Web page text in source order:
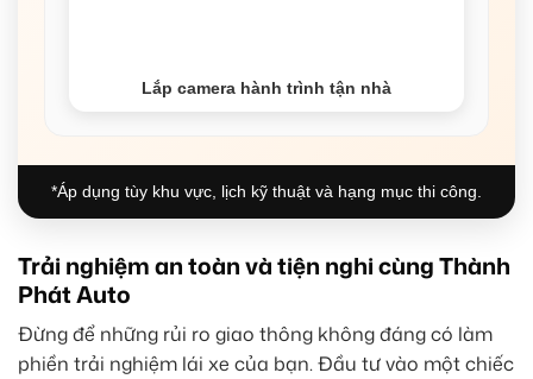
Lắp camera hành trình tận nhà
*Áp dụng tùy khu vực, lịch kỹ thuật và hạng mục thi công.
Trải nghiệm an toàn và tiện nghi cùng Thành
Phát Auto
Đừng để những rủi ro giao thông không đáng có làm
phiền trải nghiệm lái xe của bạn. Đầu tư vào một chiếc